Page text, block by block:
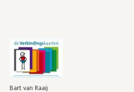
Bart van Raaij